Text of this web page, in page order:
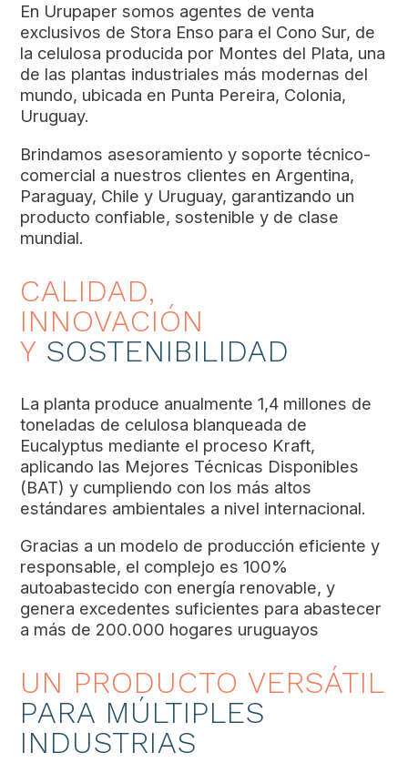
En Urupaper somos agentes de venta
exclusivos de Stora Enso para el Cono Sur, de
la celulosa producida por Montes del Plata, una
de las plantas industriales más modernas del
mundo, ubicada en Punta Pereira, Colonia,
Uruguay.
Brindamos asesoramiento y soporte técnico-
comercial a nuestros clientes en Argentina,
Paraguay, Chile y Uruguay, garantizando un
producto confiable, sostenible y de clase
mundial.
CALIDAD,
INNOVACIÓN
Y SOSTENIBILIDAD
La planta produce anualmente 1,4 millones de
toneladas de celulosa blanqueada de
Eucalyptus mediante el proceso Kraft,
aplicando las Mejores Técnicas Disponibles
(BAT) y cumpliendo con los más altos
estándares ambientales a nivel internacional.
Gracias a un modelo de producción eficiente y
responsable, el complejo es 100%
autoabastecido con energía renovable, y
genera excedentes suficientes para abastecer
a más de 200.000 hogares uruguayos
UN PRODUCTO VERSÁTIL
PARA MÚLTIPLES
INDUSTRIAS